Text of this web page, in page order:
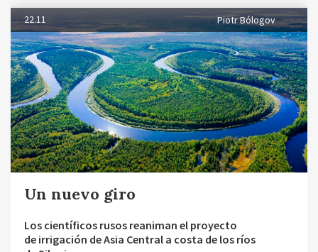
22.11 Piotr Bólogov
Un nuevo giro
Los científicos rusos reaniman el proyecto
de irrigación de Asia Central a costa de los ríos